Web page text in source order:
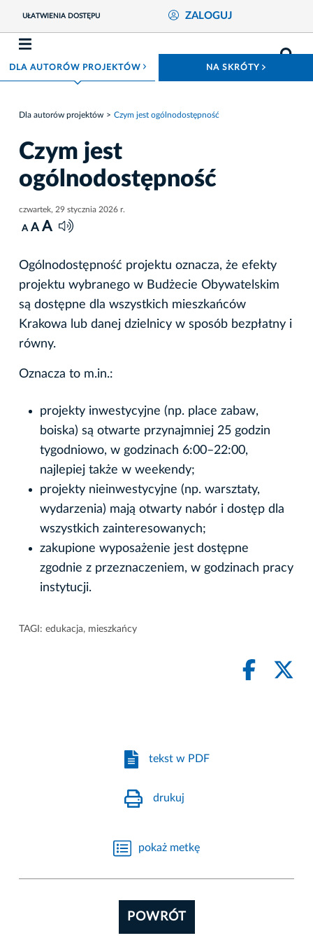
UŁATWIENIA DOSTĘPU ZALOGUJ
DLA AUTORÓW PROJEKTÓWROZWIŃ MENU NA SKRÓTY
Dla autorów projektów Czym jest ogólnodostępność
Czym jest
ogólnodostępność
czwartek, 29 stycznia 2026 r.
A A A
Ogólnodostępność projektu oznacza, że efekty
projektu wybranego w Budżecie Obywatelskim
są dostępne dla wszystkich mieszkańców
Krakowa lub danej dzielnicy w sposób bezpłatny i
równy.
Oznacza to m.in.:
projekty inwestycyjne (np. place zabaw,
boiska) są otwarte przynajmniej 25 godzin
tygodniowo, w godzinach 6:00–22:00,
najlepiej także w weekendy;
projekty nieinwestycyjne (np. warsztaty,
wydarzenia) mają otwarty nabór i dostęp dla
wszystkich zainteresowanych;
zakupione wyposażenie jest dostępne
zgodnie z przeznaczeniem, w godzinach pracy
instytucji.
TAGI: edukacja, mieszkańcy
tekst w PDF
drukuj
pokaż metkę
POWRÓT